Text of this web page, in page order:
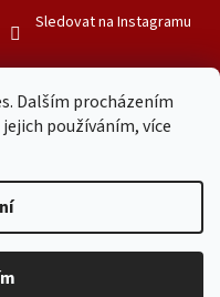
Dalším procházením
používáním, více
Sledovat na Instagramu
práva vyhrazena.Upravit